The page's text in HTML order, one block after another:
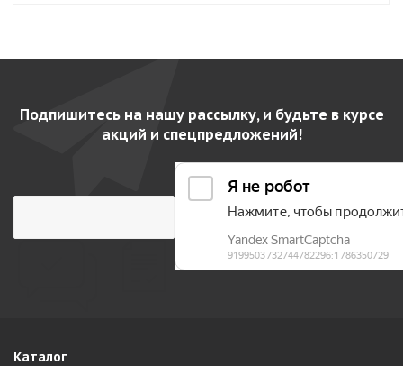
Подпишитесь на нашу рассылку, и будьте в курсе
акций и спецпредложений!
Каталог